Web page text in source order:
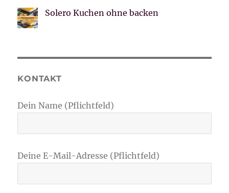
Solero Kuchen ohne backen
KONTAKT
Dein Name (Pflichtfeld)
Deine E-Mail-Adresse (Pflichtfeld)